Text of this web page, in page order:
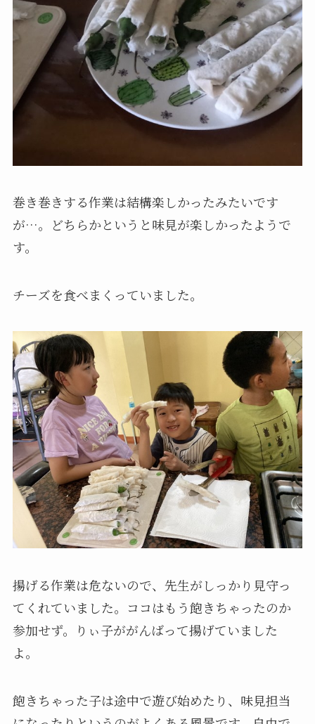
巻き巻きする作業は結構楽しかったみたいです
が…。どちらかというと味見が楽しかったようで
す。
チーズを食べまくっていました。
揚げる作業は危ないので、先生がしっかり見守っ
てくれていました。ココはもう飽きちゃったのか
参加せず。りぃ子ががんばって揚げていました
よ。
飽きちゃった子は途中で遊び始めたり、味見担当